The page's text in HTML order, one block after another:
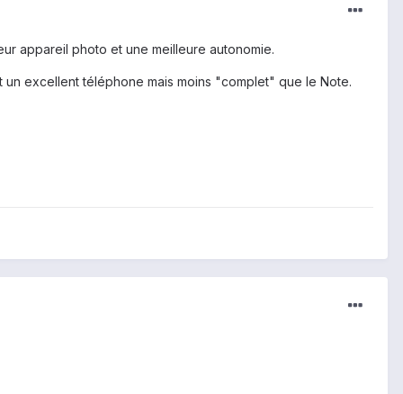
appareil photo et une meilleure autonomie.
excellent téléphone mais moins "complet" que le Note.